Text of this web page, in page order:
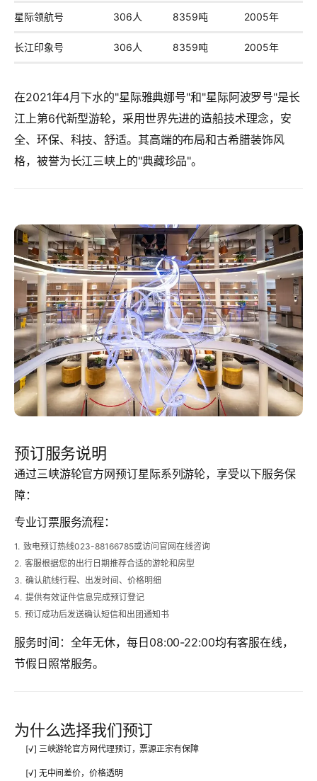
星际领航号 306人 8359吨 2005年
长江印象号 306人 8359吨 2005年
在2021年4月下水的"星际雅典娜号"和"星际阿波罗号"是长
江上第6代新型游轮，采用世界先进的造船技术理念，安
全、环保、科技、舒适。其高端的布局和古希腊装饰风
格，被誉为长江三峡上的"典藏珍品"。
预订服务说明
通过三峡游轮官方网预订星际系列游轮，享受以下服务保
障：
专业订票服务流程：
1. 致电预订热线023-88166785或访问官网在线咨询
2. 客服根据您的出行日期推荐合适的游轮和房型
3. 确认航线行程、出发时间、价格明细
4. 提供有效证件信息完成预订登记
5. 预订成功后发送确认短信和出团通知书
服务时间： 全年无休，每日08:00-22:00均有客服在线，
节假日照常服务。
为什么选择我们预订
[√] 三峡游轮官方网代理预订，票源正宗有保障
[√] 无中间差价，价格透明